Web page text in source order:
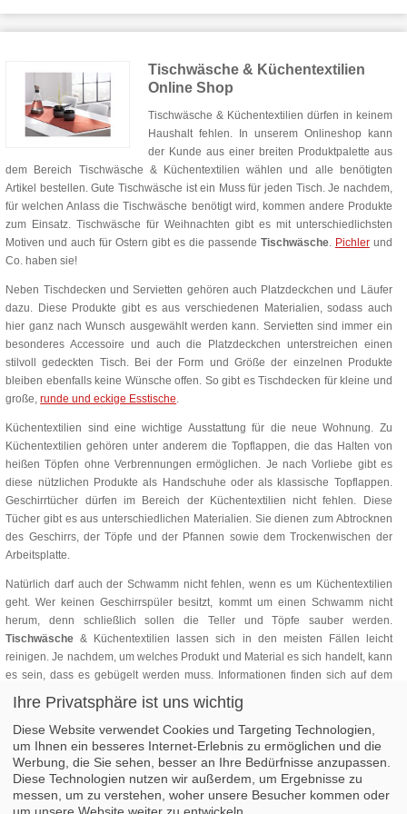
Tischwäsche & Küchentextilien
Online Shop
Tischwäsche & Küchentextilien dürfen in keinem
Haushalt fehlen. In unserem Onlineshop kann
der Kunde aus einer breiten Produktpalette aus
dem Bereich Tischwäsche & Küchentextilien wählen und alle benötigten
Artikel bestellen. Gute Tischwäsche ist ein Muss für jeden Tisch. Je nachdem,
für welchen Anlass die Tischwäsche benötigt wird, kommen andere Produkte
zum Einsatz. Tischwäsche für Weihnachten gibt es mit unterschiedlichsten
Motiven und auch für Ostern gibt es die passende Tischwäsche. Pichlerund
Co. haben sie!
Neben Tischdecken und Servietten gehören auch Platzdeckchen und Läufer
dazu. Diese Produkte gibt es aus verschiedenen Materialien, sodass auch
hier ganz nach Wunsch ausgewählt werden kann. Servietten sind immer ein
besonderes Accessoire und auch die Platzdeckchen unterstreichen einen
stilvoll gedeckten Tisch. Bei der Form und Größe der einzelnen Produkte
bleiben ebenfalls keine Wünsche offen. So gibt es Tischdecken für kleine und
große,runde und eckige Esstische.
Küchentextilien sind eine wichtige Ausstattung für die neue Wohnung. Zu
Küchentextilien gehören unter anderem die Topflappen, die das Halten von
heißen Töpfen ohne Verbrennungen ermöglichen. Je nach Vorliebe gibt es
diese nützlichen Produkte als Handschuhe oder als klassische Topflappen.
Geschirrtücher dürfen im Bereich der Küchentextilien nicht fehlen. Diese
Tücher gibt es aus unterschiedlichen Materialien. Sie dienen zum Abtrocknen
des Geschirrs, der Töpfe und der Pfannen sowie dem Trockenwischen der
Arbeitsplatte.
Natürlich darf auch der Schwamm nicht fehlen, wenn es um Küchentextilien
geht. Wer keinen Geschirrspüler besitzt, kommt um einen Schwamm nicht
herum, denn schließlich sollen die Teller und Töpfe sauber werden.
Tischwäsche & Küchentextilien lassen sich in den meisten Fällen leicht
reinigen. Je nachdem, um welches Produkt und Material es sich handelt, kann
es sein, dass es gebügelt werden muss. Informationen finden sich auf dem
jeweiligen Produkt und es ist ratsam, diese zu beachten. So bleiben die
gekauften Artikel aus dem Bereich Tischwäsche & Küchentextilien lange
schön anzusehen.
1 2 3 4 5
Ihre Privatsphäre ist uns wichtig
Diese Website verwendet Cookies und Targeting Technologien,
um Ihnen ein besseres Internet-Erlebnis zu ermöglichen und die
Werbung, die Sie sehen, besser an Ihre Bedürfnisse anzupassen.
Diese Technologien nutzen wir außerdem, um Ergebnisse zu
messen, um zu verstehen, woher unsere Besucher kommen oder